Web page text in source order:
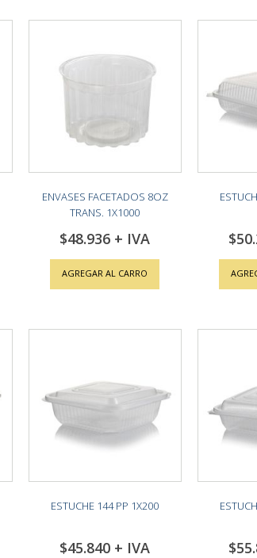
ENVASES FACETADOS 8OZ
TRANS. 1X1000
$48.936
AGREGAR AL CARRO
ESTUCHE 144 PP 1X200
$45.840